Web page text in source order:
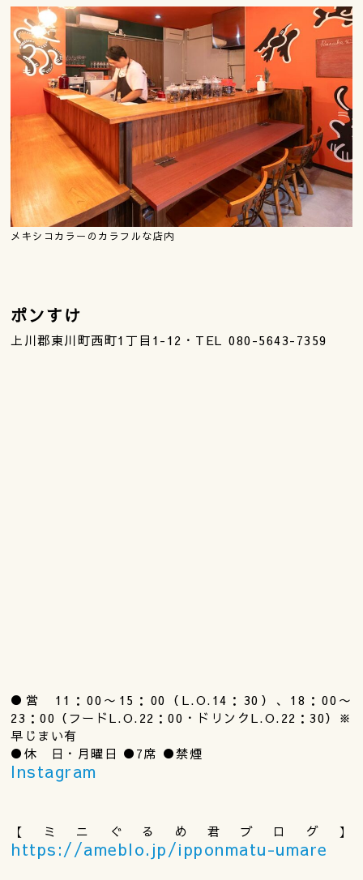
メキシコカラーのカラフルな店内
ポンすけ
上川郡東川町西町1丁目1-12・TEL 080-5643-7359
●営 11：00〜15：00（L.O.14：30）、18：00〜
23：00（フードL.O.22：00・ドリンクL.O.22：30）※
早じまい有
●休 日・月曜日 ●7席 ●禁煙
Instagram
【ミニぐるめ君ブログ】
https://ameblo.jp/ipponmatu-umare